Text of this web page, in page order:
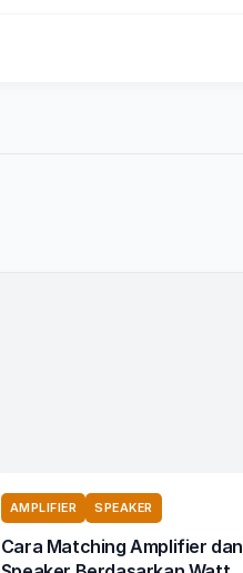
AMPLIFIER SPEAKER
Cara Matching Amplifier dan